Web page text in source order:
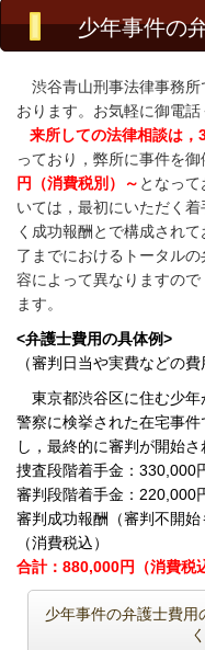
少年事件の
渋谷青山刑事法律事務所
おります。お気軽に御電話
来所しての法律相談は，
っており，弊所に事件を
円（消費税別）～ となっ
いては，最初にいただく
く成功報酬とで構成され
了までにおけるトータル
容によって異なりますの
ます。
<弁護士費用の具体例>
（審判日当や実費などの
東京都渋谷区に住む少年
警察に検挙された在宅事
し，最終的に審判が開始さ
捜査段階着手金：330,000
審判段階着手金：220,000
審判成功報酬（審判不開
（消費税込）
合計：880,000円（消費税
少年事件の弁護士費